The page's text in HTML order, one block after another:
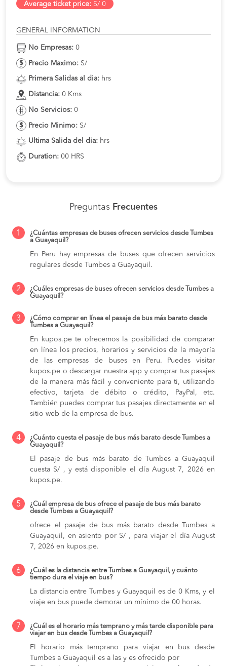
Average ticket price: S/ 0
GENERAL INFORMATION
No Empresas: 0
Precio Maximo: S/
Primera Salidas al dia: hrs
Distancia: 0 Kms
No Servicios: 0
Precio Minimo: S/
Ultima Salida del dia: hrs
Duration: 00 HRS
Preguntas Frecuentes
1
¿Cuántas empresas de buses ofrecen servicios desde Tumbes
a Guayaquil?
En Peru hay empresas de buses que ofrecen servicios
regulares desde Tumbes a Guayaquil.
2
¿Cuáles empresas de buses ofrecen servicios desde Tumbes a
Guayaquil?
3
¿Cómo comprar en línea el pasaje de bus más barato desde
Tumbes a Guayaquil?
En kupos.pe te ofrecemos la posibilidad de comparar
en línea los precios, horarios y servicios de la mayoría
de las empresas de buses en Peru. Puedes visitar
kupos.pe o descargar nuestra app y comprar tus pasajes
de la manera más fácil y conveniente para ti, utilizando
efectivo, tarjeta de débito o crédito, PayPal, etc.
También puedes comprar tus pasajes directamente en el
sitio web de la empresa de bus.
4
¿Cuánto cuesta el pasaje de bus más barato desde Tumbes a
Guayaquil?
El pasaje de bus más barato de Tumbes a Guayaquil
cuesta S/ , y está disponible el día August 7, 2026 en
kupos.pe.
5
¿Cuál empresa de bus ofrece el pasaje de bus más barato
desde Tumbes a Guayaquil?
ofrece el pasaje de bus más barato desde Tumbes a
Guayaquil, en asiento por S/ , para viajar el día August
7, 2026 en kupos.pe.
6
¿Cuál es la distancia entre Tumbes a Guayaquil, y cuánto
tiempo dura el viaje en bus?
La distancia entre Tumbes y Guayaquil es de 0 Kms, y el
viaje en bus puede demorar un mínimo de 00 horas.
7
¿Cuál es el horario más temprano y más tarde disponible para
viajar en bus desde Tumbes a Guayaquil?
El horario más temprano para viajar en bus desde
Tumbes a Guayaquil es a las y es ofrecido por